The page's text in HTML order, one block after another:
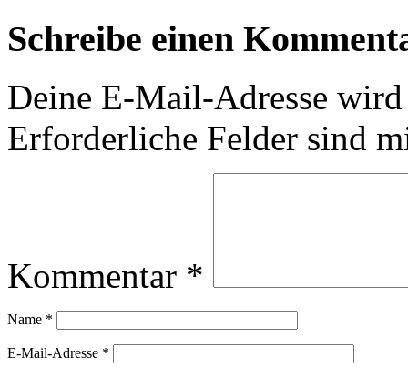
Schreibe einen
Deine E-Mail-Adresse
Erforderliche Felder sind
Kommentar *
Name *
E-Mail-Adresse *